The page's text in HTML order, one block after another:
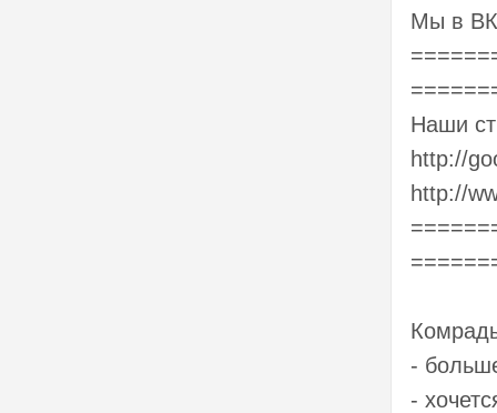
Мы в
Наши
http://
http://
-
-